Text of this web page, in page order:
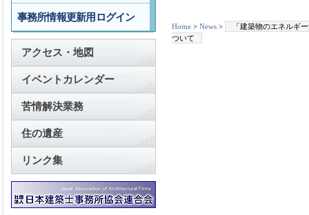
Home > News >
「建築物のエネルギ
ついて
事務所情報更新用ログイン
アクセス・地図
イベントカレンダー
苦情解決業務
住の遺産
リンク集